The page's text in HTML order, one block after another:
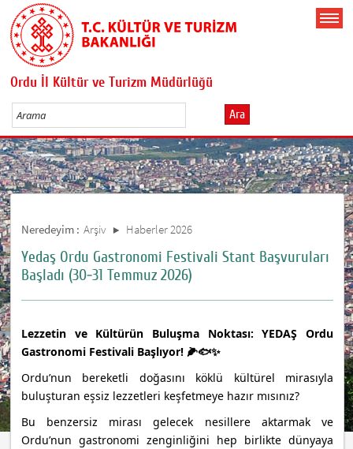
Ordu İl Kültür ve Turizm Müdürlüğü
Ara
Neredeyim : Arşiv Haberler 2026
Yedaş Ordu Gastronomi Festivali Stant Başvuruları
Başladı (30-31 Temmuz 2026)
Lezzetin ve Kültürün Buluşma Noktası: YEDAŞ Ordu
Gastronomi Festivali Başlıyor! 🌽🐟✨
Ordu’nun bereketli doğasını köklü kültürel mirasıyla
buluşturan eşsiz lezzetleri keşfetmeye hazır mısınız?
Bu benzersiz mirası gelecek nesillere aktarmak ve
Ordu’nun gastronomi zenginliğini hep birlikte dünyaya